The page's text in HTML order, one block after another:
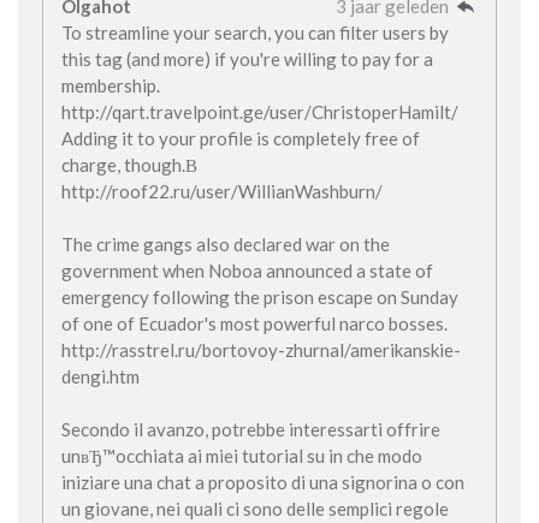
Olgahot
3 jaar geleden
To streamline your search, you can filter users by
this tag (and more) if you're willing to pay for a
membership.
http://qart.travelpoint.ge/user/ChristoperHamilt/
Adding it to your profile is completely free of
charge, though.В
http://roof22.ru/user/WillianWashburn/
The crime gangs also declared war on the
government when Noboa announced a state of
emergency following the prison escape on Sunday
of one of Ecuador's most powerful narco bosses.
http://rasstrel.ru/bortovoy-zhurnal/amerikanskie-
dengi.htm
Secondo il avanzo, potrebbe interessarti offrire
unвЂ™occhiata ai miei tutorial su in che modo
iniziare una chat a proposito di una signorina o con
un giovane, nei quali ci sono delle semplici regole